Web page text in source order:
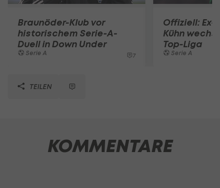
Braunöder-Klub vor
historischem Serie-A-
Duell in Down Under
Serie A 7
Offiziell: Ex-
Kühn
Top-Liga
Serie A
TEILEN
KOMMENTARE